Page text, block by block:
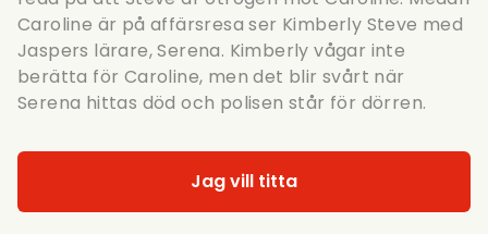
Caroline är på affärsresa ser Kimberly Steve med
Jaspers lärare, Serena. Kimberly vågar inte
berätta för Caroline, men det blir svårt när
Serena hittas död och polisen står för dörren.
Jag vill titta